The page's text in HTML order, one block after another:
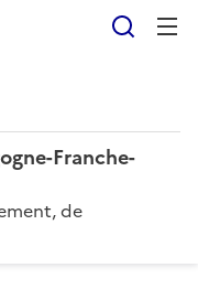
Franche-
de